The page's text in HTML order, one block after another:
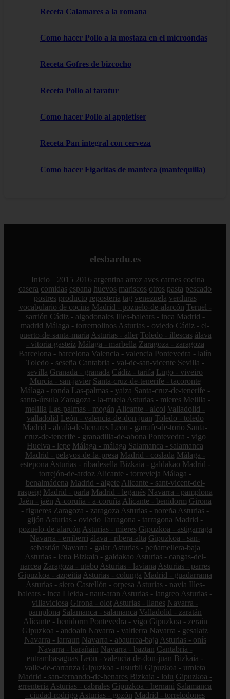
Receta Calamares a la romana
Como hacer Pollo a la mostaza en el microondas
Receta Gofres de bizcocho
Receta Pollo al taratur
Como hacer Pollo al appletiser
Receta Pan integral con cerveza
Como hacer Figacitas de manteca (mantequilla)
elesbardu.es
Inicio 2015 2016 argentina arroz aves carnes cocina
casera comidas espana huevos mariscos otros pasta pescado
postres producto reposteria tag venezuela verduras
vocabulario de cocina Madrid - pozuelo-de-alarcón Teruel -
sarrión Cádiz - algodonales Illes-balears - inca Madrid -
madrid Málaga - torremolinos Asturias - oviedo Cádiz - el-
puerto-de-santa-maría Asturias - aller Toledo - illescas álava
- vitoria-gasteiz Málaga - marbella Zaragoza - zaragoza
Barcelona - barcelona Valencia - valencia Pontevedra - lalín
Toledo - seseña Cantabria - val-de-san-vicente Sevilla -
sevilla Granada - granada Cádiz - tarifa Lugo - viveiro
Murcia - san-javier Santa-cruz-de-tenerife - tacoronte
Málaga - ronda Las-palmas - yaiza Santa-cruz-de-tenerife -
santa-úrsula Zaragoza - la-muela Asturias - mieres Melilla -
melilla Las-palmas - mogán Alicante - alcoi Valladolid -
valladolid León - valencia-de-don-juan Toledo - toledo
Madrid - alcalá-de-henares León - garrafe-de-torío Santa-
cruz-de-tenerife - granadilla-de-abona Pontevedra - vigo
Huelva - lepe Málaga - málaga Salamanca - salamanca
Madrid - pelayos-de-la-presa Madrid - coslada Málaga -
estepona Asturias - ribadesella Bizkaia - galdakao Madrid -
torrejón-de-ardoz Alicante - torrevieja Málaga -
benalmádena Madrid - algete Alicante - sant-vicent-del-
raspeig Madrid - parla Madrid - leganés Navarra - pamplona
Jaén - jaén A-coruña - a-coruña Alicante - benidorm Girona
- figueres Zaragoza - zaragoza Asturias - noreña Asturias -
gijón Asturias - oviedo Tarragona - tarragona Madrid -
pozuelo-de-alarcón Asturias - mieres Gipuzkoa - astigarraga
Navarra - erriberri álava - ribera-alta Gipuzkoa - san-
sebastián Navarra - galar Asturias - peñamellera-baja
Asturias - lena Bizkaia - galdakao Asturias - cangas-del-
narcea Zaragoza - utebo Asturias - laviana Asturias - parres
Gipuzkoa - azpeitia Asturias - colunga Madrid - guadarrama
Asturias - siero Castellón - orpesa Asturias - navia Illes-
balears - inca Lleida - naut-aran Asturias - langreo Asturias -
villaviciosa Girona - olot Asturias - llanes Navarra -
pamplona Salamanca - salamanca Valladolid - zaratán
Alicante - benidorm Pontevedra - vigo Gipuzkoa - zerain
Gipuzkoa - andoain Navarra - valtierra Navarra - gesalatz
Navarra - larraun Navarra - abaurrea-baja Asturias - onís
Navarra - barañain Navarra - baztan Cantabria -
entrambasaguas León - valencia-de-don-juan Bizkaia -
valle-de-carranza Gipuzkoa - usurbil Gipuzkoa - urnieta
Madrid - san-fernando-de-henares Bizkaia - loiu Gipuzkoa -
errenteria Asturias - cabrales Gipuzkoa - hernani Salamanca
- ciudad-rodrigo Asturias - gozón Madrid - torrelodones